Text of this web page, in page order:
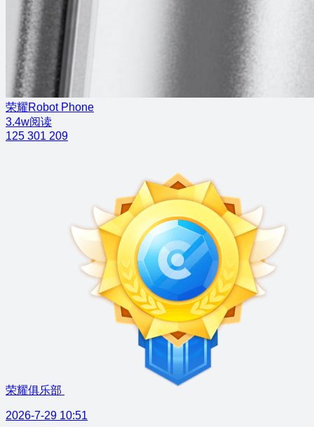
荣耀Robot Phone
3.4w阅读
125 301 209
荣耀俱乐部
2026-7-29 10:51